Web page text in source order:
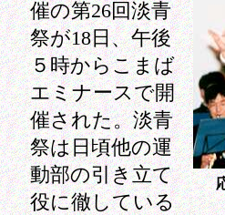
催の第26回淡青
祭が18日、午後
５時からこまば
エミナースで開
催された。淡青
祭は日頃他の運
動部の引き立て
役に徹している